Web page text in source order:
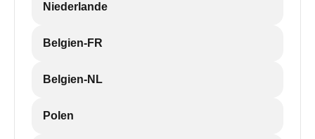
Niederlande
Belgien-FR
Belgien-NL
Polen